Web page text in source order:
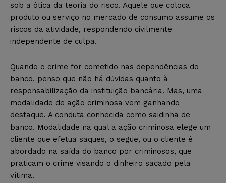
sob a ótica da teoria do risco. Aquele que coloca
produto ou serviço no mercado de consumo assume os
riscos da atividade, respondendo civilmente
independente de culpa.
Quando o crime for cometido nas dependências do
banco, penso que não há dúvidas quanto à
responsabilização da instituição bancária. Mas, uma
modalidade de ação criminosa vem ganhando
destaque. A conduta conhecida como saidinha de
banco. Modalidade na qual a ação criminosa elege um
cliente que efetua saques, o segue, ou o cliente é
abordado na saída do banco por criminosos, que
praticam o crime visando o dinheiro sacado pela
vítima.